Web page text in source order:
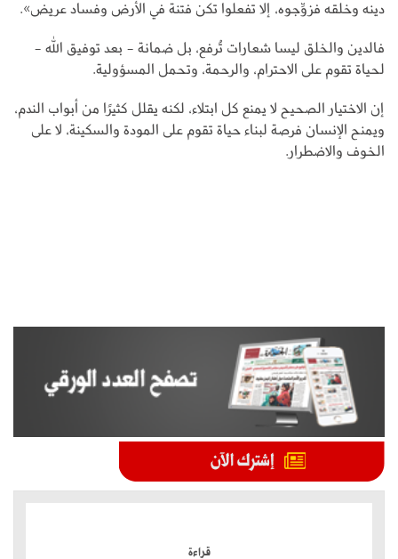
دينه وخلقه فزوِّجوه، إلا تفعلوا تكن فتنة في الأرض وفساد عريض».
فالدين والخلق ليسا شعارات تُرفع، بل ضمانة - بعد توفيق الله -
لحياة تقوم على الاحترام، والرحمة، وتحمل المسؤولية.
إن الاختيار الصحيح لا يمنع كل ابتلاء، لكنه يقلل كثيرًا من أبواب الندم،
ويمنح الإنسان فرصة لبناء حياة تقوم على المودة والسكينة، لا على
الخوف والاضطرار.
قراءة